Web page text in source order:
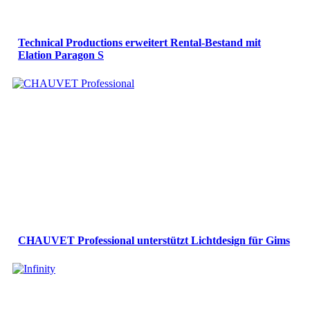
Technical Productions erweitert Rental-Bestand mit
Elation Paragon S
CHAUVET Professional unterstützt Lichtdesign für Gims